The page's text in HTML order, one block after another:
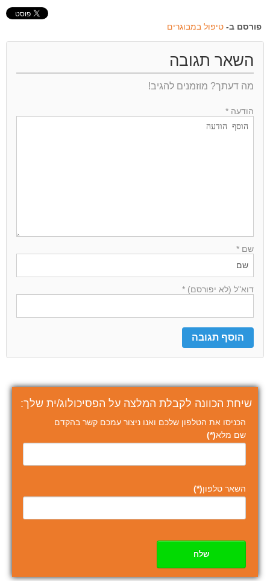
פורסם ב- טיפול במבוגרים
השאר תגובה
מה דעתך? מוזמנים להגיב!
הודעה *
שם *
דוא"ל (לא יפורסם) *
שיחת הכוונה לקבלת המלצה על הפסיכולוג/ית שלך:
הכניסו את הטלפון שלכם ואנו ניצור עמכם קשר בהקדם
שם מלא(*)
השאר טלפון(*)
שלח